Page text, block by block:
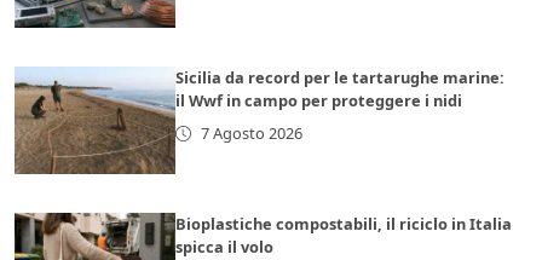
Sicilia da record per le tartarughe marine:
il Wwf in campo per proteggere i nidi
7 Agosto 2026
Bioplastiche compostabili, il riciclo in Italia
spicca il volo